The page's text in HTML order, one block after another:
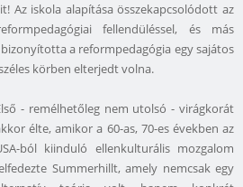
Az iskola alapítása összekapcsolódott az
fellendüléssel, és más
a reformpedagógia egy sajátos
körben elterjedt volna.
- remélhetőleg nem utolsó - virágkorát
élte, amikor a 60-as, 70-es években az
ból kiinduló ellenkulturális mozgalom
Summerhillt, amely nemcsak egy